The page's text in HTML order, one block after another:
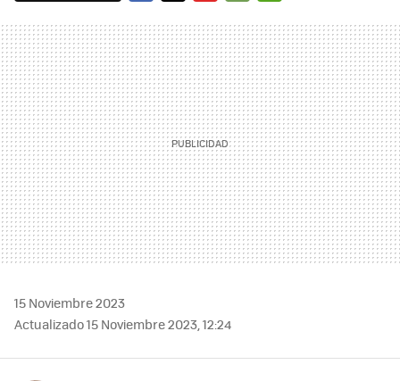
MAIL
15 Noviembre 2023
Actualizado 15 Noviembre 2023, 12:24